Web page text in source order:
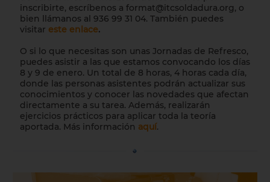
inscribirte, escríbenos a format@itcsoldadura.org, o
bien llámanos al 936 99 31 04. También puedes
visitar este enlace.
O si lo que necesitas son unas Jornadas de Refresco,
puedes asistir a las que estamos convocando los días
8 y 9 de enero. Un total de 8 horas, 4 horas cada día,
donde las personas asistentes podrán actualizar sus
conocimientos y conocer las novedades que afectan
directamente a su tarea. Además, realizarán
ejercicios prácticos para aplicar toda la teoría
aportada. Más información aquí.